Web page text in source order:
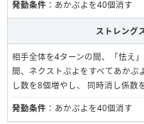
発動条件 ：あかぷよを40個消す
ストレング
相手全体を4ターンの間、「怯え
間、ネクストぷよをすべてあかぷ
し数を8個増やし、 同時消し係数
発動条件 ：あかぷよを40個消す